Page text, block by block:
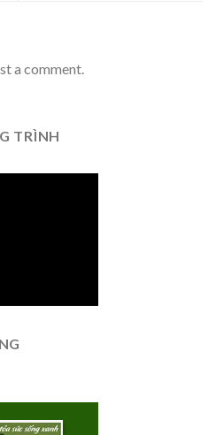
a comment.
TRÌNH